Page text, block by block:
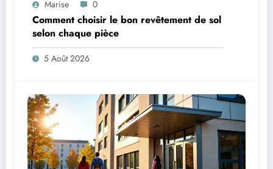
Marise 0
Comment choisir le bon revêtement de sol
selon chaque pièce
5 Août 2026